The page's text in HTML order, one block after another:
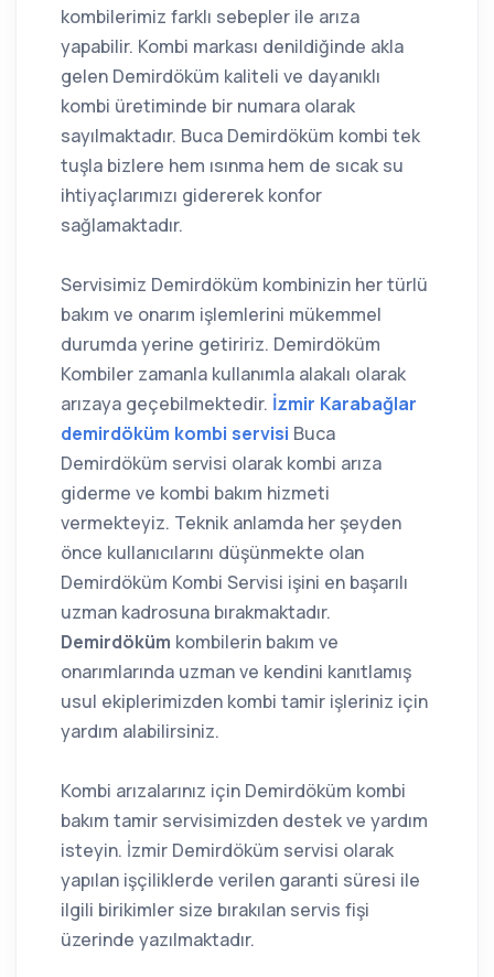
kombilerimiz farklı sebepler ile arıza
yapabilir. Kombi markası denildiğinde akla
gelen Demirdöküm kaliteli ve dayanıklı
kombi üretiminde bir numara olarak
sayılmaktadır. Buca Demirdöküm kombi tek
tuşla bizlere hem ısınma hem de sıcak su
ihtiyaçlarımızı gidererek konfor
sağlamaktadır.
Servisimiz Demirdöküm kombinizin her türlü
bakım ve onarım işlemlerini mükemmel
durumda yerine getiririz. Demirdöküm
Kombiler zamanla kullanımla alakalı olarak
arızaya geçebilmektedir. İzmir Karabağlar
demirdöküm kombi servisi Buca
Demirdöküm servisi olarak kombi arıza
giderme ve kombi bakım hizmeti
vermekteyiz. Teknik anlamda her şeyden
önce kullanıcılarını düşünmekte olan
Demirdöküm Kombi Servisi işini en başarılı
uzman kadrosuna bırakmaktadır.
Demirdöküm kombilerin bakım ve
onarımlarında uzman ve kendini kanıtlamış
usul ekiplerimizden kombi tamir işleriniz için
yardım alabilirsiniz.
Kombi arızalarınız için Demirdöküm kombi
bakım tamir servisimizden destek ve yardım
isteyin. İzmir Demirdöküm servisi olarak
yapılan işçiliklerde verilen garanti süresi ile
ilgili birikimler size bırakılan servis fişi
üzerinde yazılmaktadır.